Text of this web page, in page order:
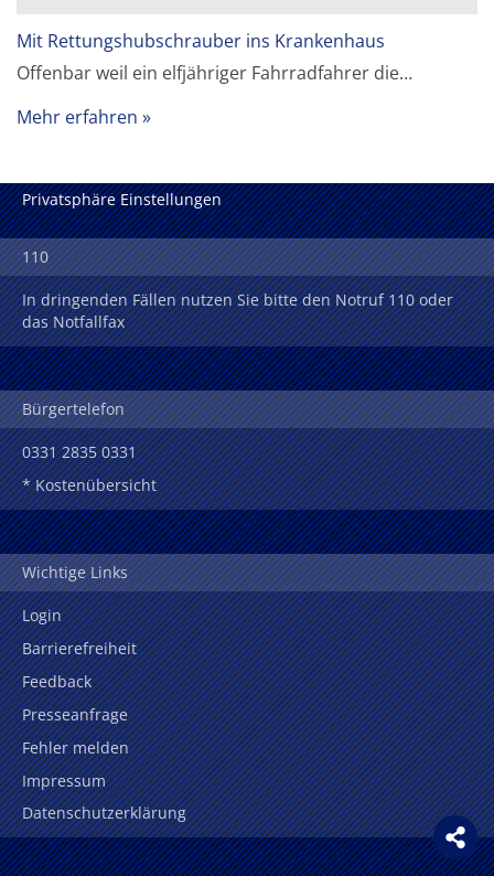
Mit Rettungshubschrauber ins Krankenhaus
Offenbar weil ein elfjähriger Fahrradfahrer die…
Mehr erfahren
Privatsphäre Einstellungen
110
In dringenden Fällen nutzen Sie bitte den Notruf 110 oder
das Notfallfax
Bürgertelefon
0331 2835 0331
* Kostenübersicht
Wichtige Links
Login
Barrierefreiheit
Feedback
Presseanfrage
Fehler melden
Impressum
Datenschutzerklärung